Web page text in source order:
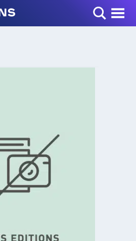
Toggle Menu